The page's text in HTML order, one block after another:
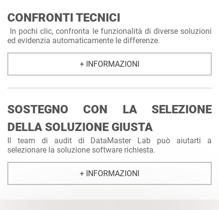
CONFRONTI TECNICI
In pochi clic, confronta le funzionalità di diverse soluzioni
ed evidenzia automaticamente le differenze.
+ INFORMAZIONI
SOSTEGNO CON LA SELEZIONE
DELLA SOLUZIONE GIUSTA
Il team di audit di DataMaster Lab può aiutarti a
selezionare la soluzione software richiesta.
+ INFORMAZIONI